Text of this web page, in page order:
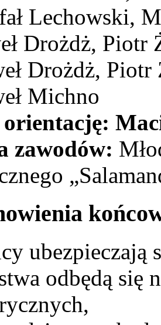
Lechowski,
Drożdż, Piotr
Drożdż, Piotr
Michno
zawodów:
ubezpieczają
odbędą się